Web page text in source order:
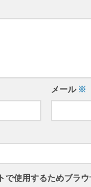
メール ※
で使用するためブラ